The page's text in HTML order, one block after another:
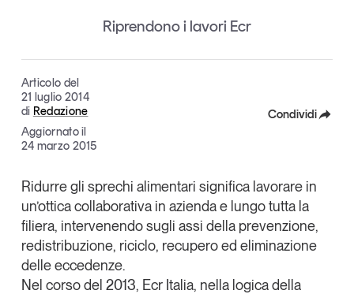
Sostenibilità
Magazine
Articoli
Opinioni
Il Numero
Interviste
Comunicati stampa
Video
Podcast
Tutti gli studi e le ricerche
Riprendono i lavori Ecr
Articolo del
21 luglio 2014
di Redazione
Aggiornato il
24 marzo 2015
Condividi
Linkedin
Copia Link
Ridurre gli sprechi alimentari significa lavorare in
un’ottica collaborativa in azienda e lungo tutta la
filiera, intervenendo sugli assi della prevenzione,
redistribuzione, riciclo, recupero ed eliminazione
delle eccedenze.
Nel corso del 2013, Ecr Italia, nella logica della